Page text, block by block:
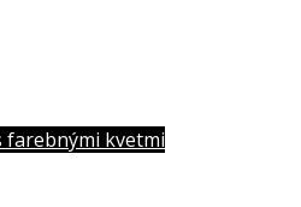
farebnými kvetmi